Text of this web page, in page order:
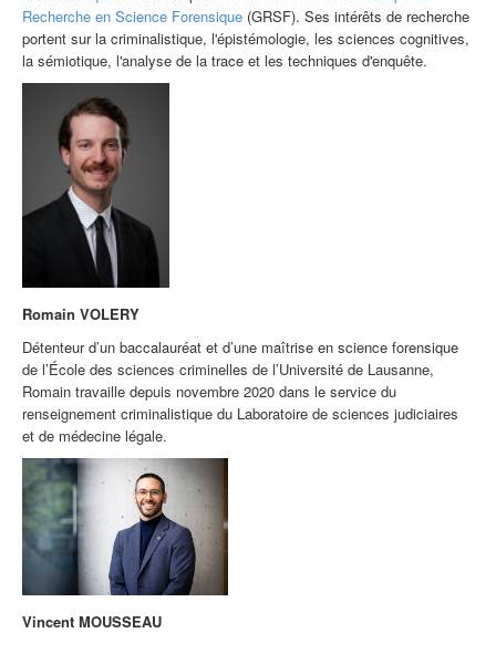
Recherche en Science Forensique (GRSF). Ses intérêts de recherche
portent sur la criminalistique, l'épistémologie, les sciences cognitives,
la sémiotique, l'analyse de la trace et les techniques d'enquête.
Romain VOLERY
Détenteur d’un baccalauréat et d’une maîtrise en science forensique
de l’École des sciences criminelles de l’Université de Lausanne,
Romain travaille depuis novembre 2020 dans le service du
renseignement criminalistique du Laboratoire de sciences judiciaires
et de médecine légale.
Vincent MOUSSEAU